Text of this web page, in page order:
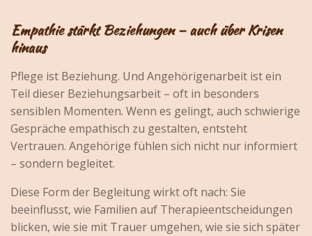
Empathie stärkt Beziehungen – auch über Krisen
hinaus
Pflege ist Beziehung. Und Angehörigenarbeit ist ein
Teil dieser Beziehungsarbeit – oft in besonders
sensiblen Momenten. Wenn es gelingt, auch schwierige
Gespräche empathisch zu gestalten, entsteht
Vertrauen. Angehörige fühlen sich nicht nur informiert
– sondern begleitet.
Diese Form der Begleitung wirkt oft nach: Sie
beeinflusst, wie Familien auf Therapieentscheidungen
blicken, wie sie mit Trauer umgehen, wie sie sich später